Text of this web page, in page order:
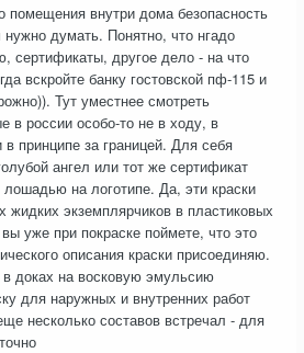
внутри дома безопасность
думать. Понятно, что нгадо
сертификаты, другое дело - на что
вскройте банку гостовской пф-115 и
Тут уместнее смотреть
в россии особо-то не в ходу, в
принципе за границей. Для себя
ангел или тот же сертификат
лошадью на логотипе. Да, эти краски
жидких экземплярчиков в пластиковых
уже при покраске поймете, что это
описания краски присоединяю.
доках на восковую эмульсию
для наружных и внутренних работ
несколько составов встречал - для